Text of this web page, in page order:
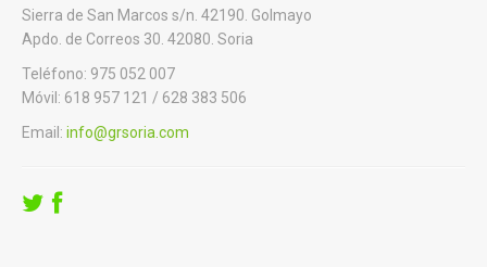
Sierra de San Marcos s/n. 42190. Golmayo
Apdo. de Correos 30. 42080. Soria
Teléfono: 975 052 007
Móvil: 618 957 121 / 628 383 506
Email: info@grsoria.com